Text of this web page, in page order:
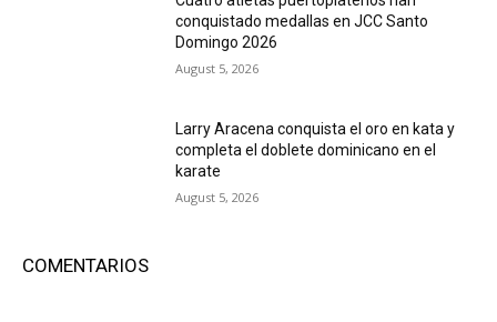
conquistado medallas en JCC Santo
Domingo 2026
August 5, 2026
Larry Aracena conquista el oro en kata y
completa el doblete dominicano en el
karate
August 5, 2026
COMENTARIOS